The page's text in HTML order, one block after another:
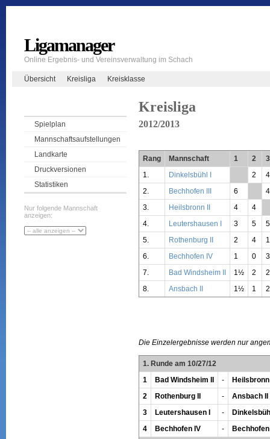
Ligamanager
Online Ergebnis- und Vereinsverwaltung im Schach
Übersicht Kreisliga Kreisklasse
Spielplan
Mannschaftsaufstellungen
Landkarte
Druckversionen
Statistiken
Nur folgende Mannschaft
anzeigen:
Kreisliga
2012/2013
Rang Mannschaft 1 2
3
1.
Dinkelsbühl I 2
4
2.
Bechhofen III 6
4
3.
Heilsbronn II 4 4
4.
Leutershausen I 3 5
5
5.
Rothenburg II 2 4
6.
Bechhofen IV 1 0
3
7.
Bad Windsheim II 1½ 2
8.
Ansbach II 1½ 1 2
Die Einzelergebnisse werden nur
1. Runde am 10/27/12
1
Bad Windsheim II -
Heilsbronn
2
Rothenburg II -
Ansbach II
3
Leutershausen I -
4
Bechhofen IV -
Bechhofen